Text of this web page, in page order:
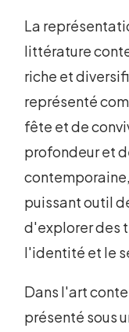
La
littérature
riche et
représenté
fête et de
profondeur et
puissant outil
d'explorer des
l'identité et le
Dans l'art
présenté sous